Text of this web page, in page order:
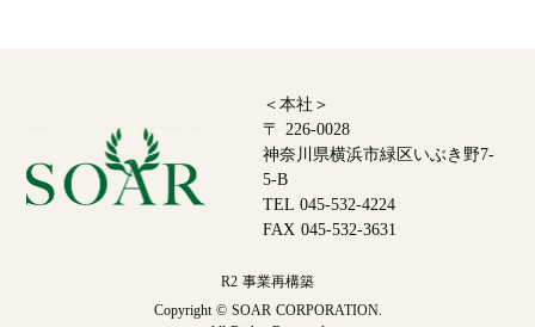
＜本社＞
〒 226-0028
神奈川県横浜市緑区いぶき野7-
5-B
TEL 045-532-4224
FAX 045-532-3631
R2 事業再構築
Copyright © SOAR CORPORATION.